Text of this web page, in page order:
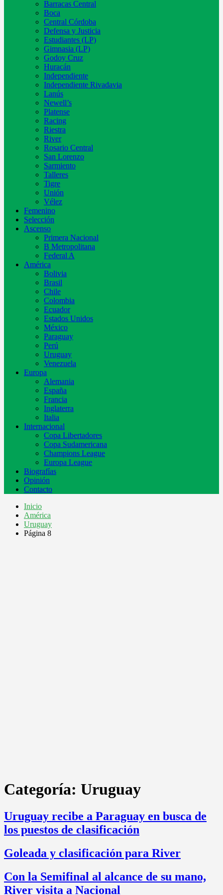
Barracas Central
Boca
Central Córdoba
Defensa y Justicia
Estudiantes (LP)
Gimnasia (LP)
Godoy Cruz
Huracán
Independiente
Independiente Rivadavia
Lanús
Newell’s
Platense
Racing
Riestra
River
Rosario Central
San Lorenzo
Sarmiento
Talleres
Tigre
Unión
Vélez
Femenino
Selección
Ascenso
Primera Nacional
B Metropolitana
Federal A
América
Bolivia
Brasil
Chile
Colombia
Ecuador
Estados Unidos
México
Paraguay
Perú
Uruguay
Venezuela
Europa
Alemania
España
Francia
Inglaterra
Italia
Internacional
Copa Libertadores
Copa Sudamericana
Champions League
Europa League
Biografías
Opinión
Contacto
Inicio
América
Uruguay
Página 8
Categoría: Uruguay
Uruguay recibe a Paraguay en busca de
los puestos de clasificación
Goleada y clasificación para River
Con la Semifinal al alcance de su mano,
River visita a Nacional